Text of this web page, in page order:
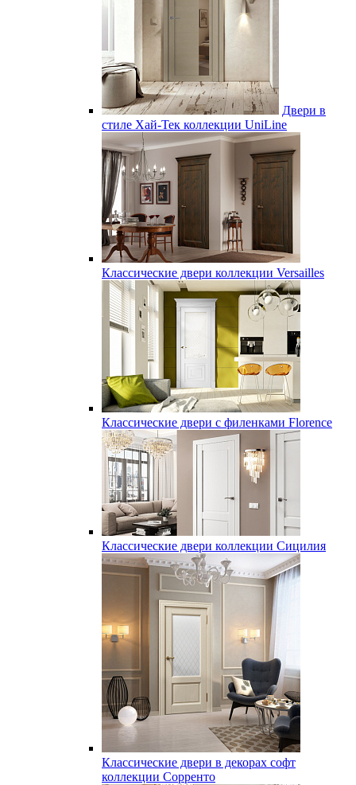
Двери в
стиле Хай-Тек коллекции UniLine
Классические двери коллекции Versailles
Классические двери с филенками Florence
Классические двери коллекции Сицилия
Классические двери в декорах софт
коллекции Сорренто